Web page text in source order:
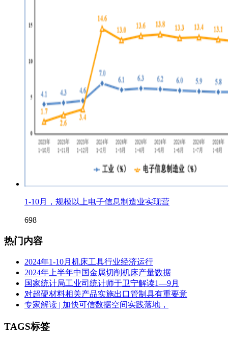
1-10月，规模以上电子信息制造业实现营
698
热门内容
2024年1-10月机床工具行业经济运行
2024年上半年中国金属切削机床产量数据
国家统计局工业司统计师于卫宁解读1—9月
对超硬材料相关产品实施出口管制具有重要意
专家解读 | 加快可信数据空间实践落地，
TAGS标签